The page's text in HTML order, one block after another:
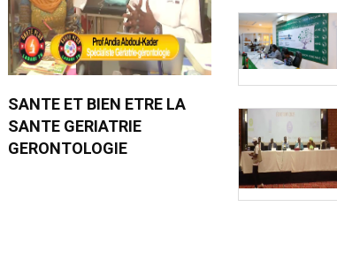
SANTE ET BIEN ETRE LA
SANTE GERIATRIE
GERONTOLOGIE